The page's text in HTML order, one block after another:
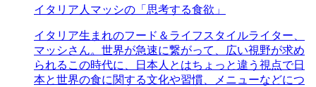
イタリア人マッシの「思考する食欲」
イタリア生まれのフード＆ライフスタイルライター、
マッシさん。世界が急速に繋がって、広い視野が求め
られるこの時代に、日本人とはちょっと違う視点で日
本と世界の食に関する文化や習慣、メニューなどにつ